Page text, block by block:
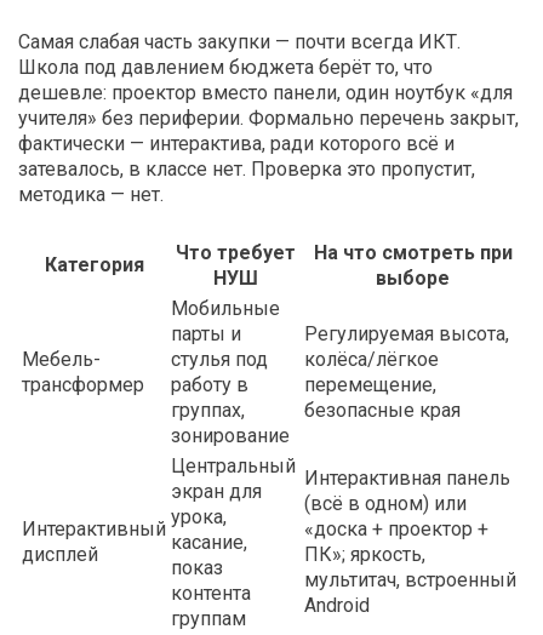
Самая слабая часть закупки — почти всегда ИКТ.
Школа под давлением бюджета берёт то, что
дешевле: проектор вместо панели, один ноутбук «для
учителя» без периферии. Формально перечень закрыт,
фактически — интерактива, ради которого всё и
затевалось, в классе нет. Проверка это пропустит,
методика — нет.
Категория
Что требует
НУШ
На что смотреть при
выборе
Мебель-
трансформер
Мобильные
парты и
стулья под
работу в
группах,
зонирование
Регулируемая высота,
колёса/лёгкое
перемещение,
безопасные края
Интерактивный
дисплей
Центральный
экран для
урока,
касание,
показ
контента
группам
Интерактивная панель
(всё в одном) или
«доска + проектор +
ПК»; яркость,
мультитач, встроенный
Android